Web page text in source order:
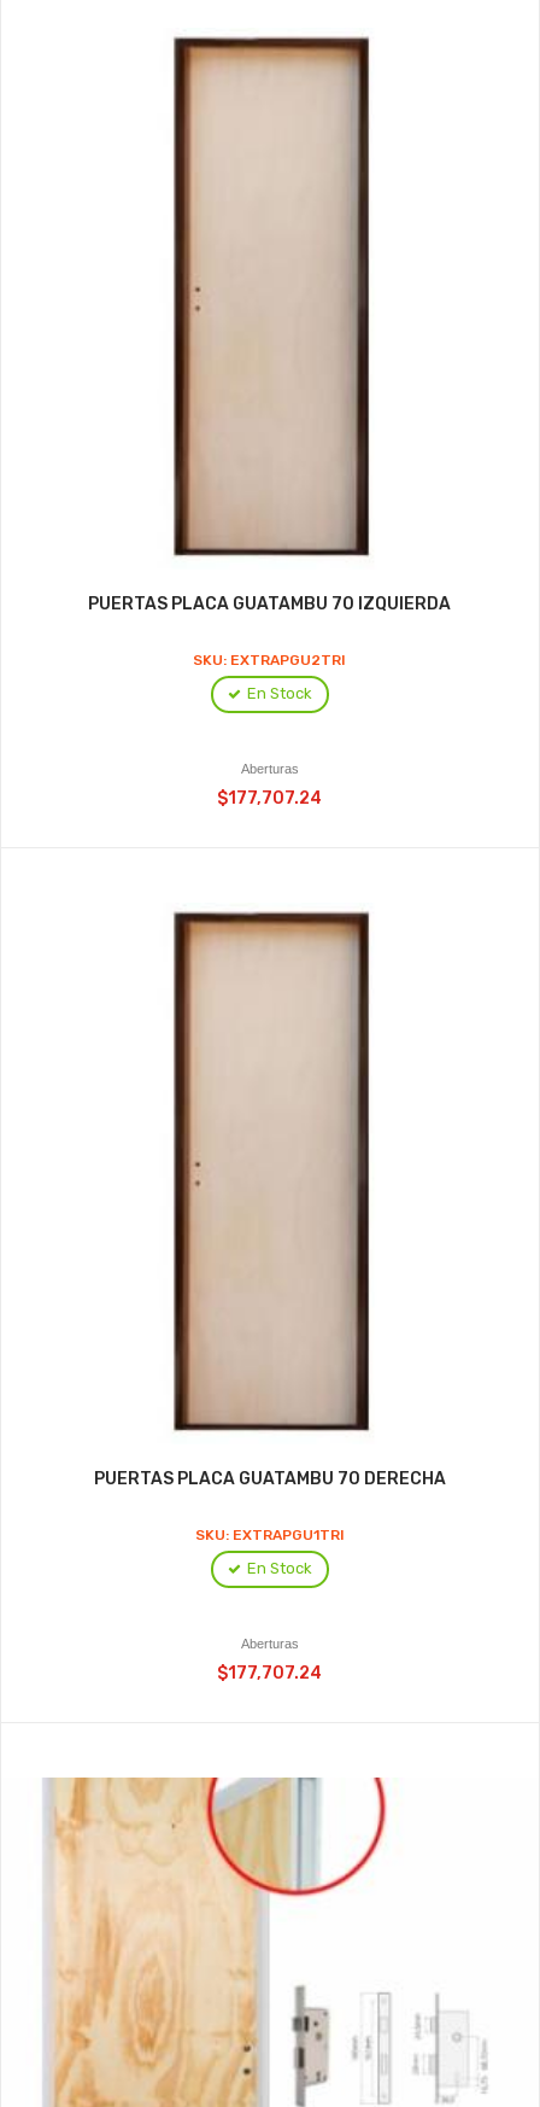
PUERTAS PLACA GUATAMBU 70 IZQUIERDA
SKU: EXTRAPGU2TRI
En Stock
Aberturas
$177,707.24
PUERTAS PLACA GUATAMBU 70 DERECHA
SKU: EXTRAPGU1TRI
En Stock
Aberturas
$177,707.24